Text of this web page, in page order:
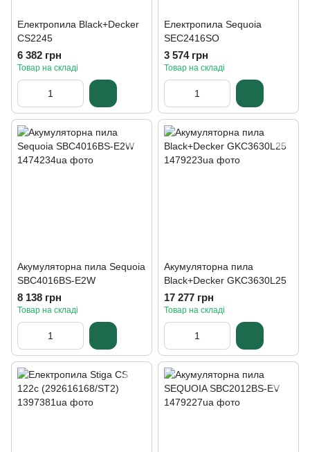
Електропила Black+Decker
CS2245
6 382 грн
Товар на складі
Електропила Sequoia
SEC2416SO
3 574 грн
Товар на складі
Акумуляторна пила Sequoia
SBC4016BS-E2W
8 138 грн
Товар на складі
Акумуляторна пила
Black+Decker GKC3630L25
17 277 грн
Товар на складі